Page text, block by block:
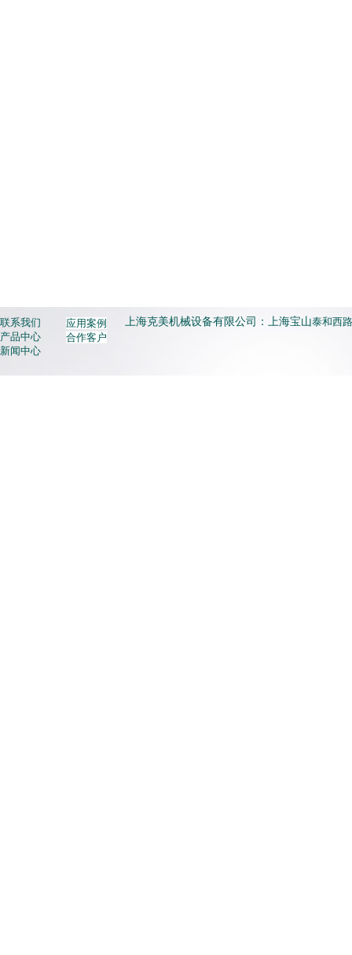
上海克美机械设备有限公司：上海宝山泰和西
应用案例
合作客户
联系我们
产品中心
新闻中心